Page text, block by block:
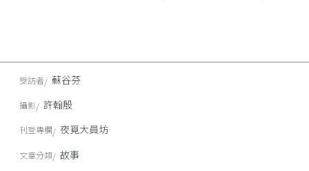
受訪者 蘇谷芬
攝影 許翰殷
刊登專欄 夜覓大員坊
文章分類 故事